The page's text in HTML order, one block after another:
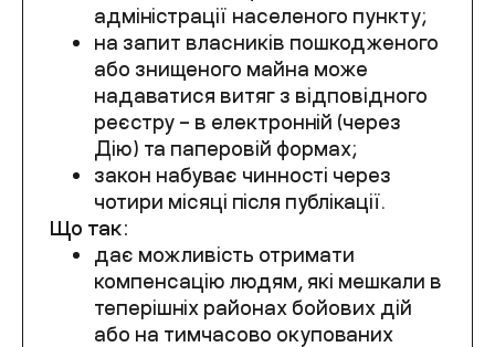
адміністрації населеного пункту;
на запит власників пошкодженого
або знищеного майна може
надаватися витяг з відповідного
реєстру – в електронній (через
Дію) та паперовій формах;
закон набуває чинності через
чотири місяці після публікації.
Що так:
дає можливість отримати
компенсацію людям, які мешкали в
теперішніх районах бойових дій
або на тимчасово окупованих